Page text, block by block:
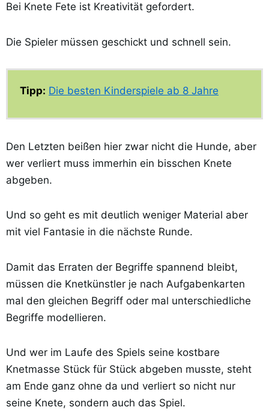
Bei Knete Fete ist Kreativität gefordert.
Die Spieler müssen geschickt und schnell sein.
Tipp: Die besten Kinderspiele ab 8 Jahre
Den Letzten beißen hier zwar nicht die Hunde, aber
wer verliert muss immerhin ein bisschen Knete
abgeben.
Und so geht es mit deutlich weniger Material aber
mit viel Fantasie in die nächste Runde.
Damit das Erraten der Begriffe spannend bleibt,
müssen die Knetkünstler je nach Aufgabenkarten
mal den gleichen Begriff oder mal unterschiedliche
Begriffe modellieren.
Und wer im Laufe des Spiels seine kostbare
Knetmasse Stück für Stück abgeben musste, steht
am Ende ganz ohne da und verliert so nicht nur
seine Knete, sondern auch das Spiel.